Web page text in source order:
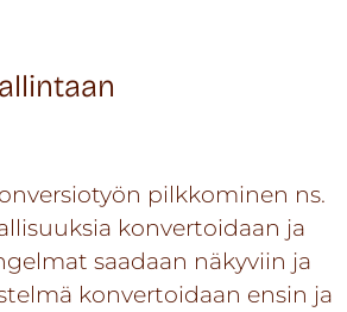
pilkkominen ns.
konvertoidaan ja
saadaan näkyviin ja
konvertoidaan ensin ja